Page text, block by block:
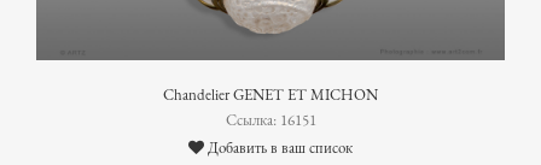
Chandelier GENET ET MICHON
Ссылка: 16151
Добавить в ваш список